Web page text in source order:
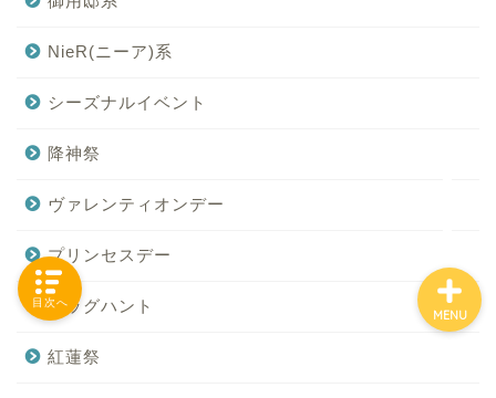
NieR(ニーア)系
シーズナルイベント
降神祭
ヴァレンティオンデー
プリンセスデー
エッグハント
紅蓮祭
MENU
目次へ